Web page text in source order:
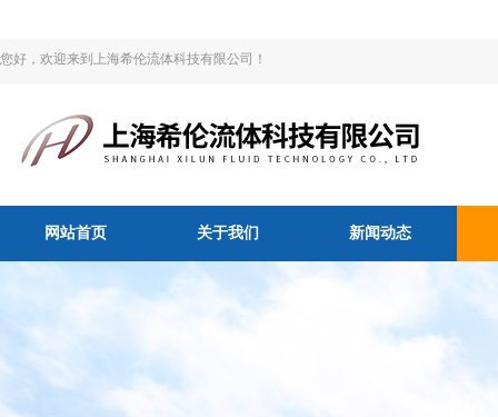
您好，欢迎来到上海希伦流体科技有限公司！
网站首页 关于我们 新闻动态